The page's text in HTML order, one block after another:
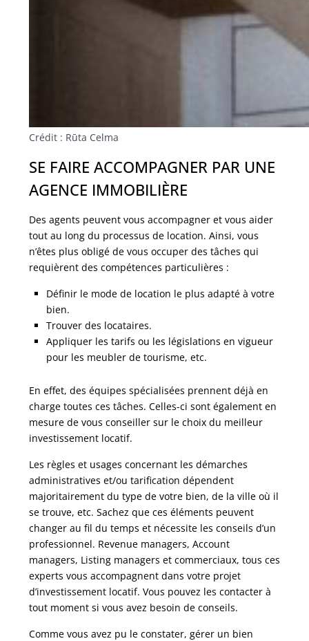
Crédit : Rūta Celma
SE FAIRE ACCOMPAGNER PAR UNE
AGENCE IMMOBILIÈRE
Des agents peuvent vous accompagner et vous aider
tout au long du processus de location. Ainsi, vous
n’êtes plus obligé de vous occuper des tâches qui
requièrent des compétences particulières :
Définir le mode de location le plus adapté à votre
bien.
Trouver des locataires.
Appliquer les tarifs ou les législations en vigueur
pour les meubler de tourisme, etc.
En effet, des équipes spécialisées prennent déjà en
charge toutes ces tâches. Celles-ci sont également en
mesure de vous conseiller sur le choix du meilleur
investissement locatif.
Les règles et usages concernant les démarches
administratives et/ou tarification dépendent
majoritairement du type de votre bien, de la ville où il
se trouve, etc. Sachez que ces éléments peuvent
changer au fil du temps et nécessite les conseils d’un
professionnel. Revenue managers, Account
managers, Listing managers et commerciaux, tous ces
experts vous accompagnent dans votre projet
d’investissement locatif. Vous pouvez les contacter à
tout moment si vous avez besoin de conseils.
Comme vous avez pu le constater, gérer un bien